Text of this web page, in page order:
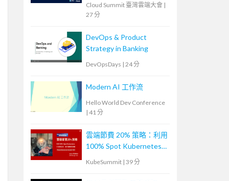
Cloud Summit 臺灣雲端大會 |
27 分
DevOps & Product
Strategy in Banking
DevOpsDays | 24 分
Modern AI 工作流
Hello World Dev Conference
| 41 分
雲端節費 20% 策略：利用
100% Spot Kubernetes
打造低成本、高可靠應用
KubeSummit | 39 分